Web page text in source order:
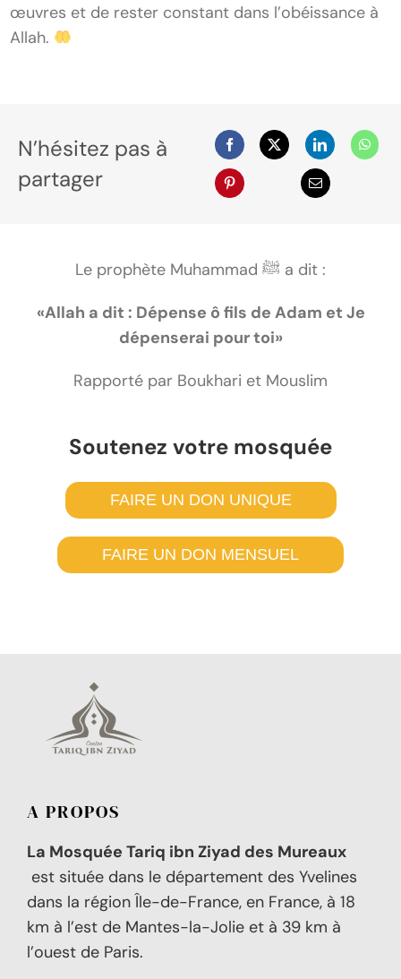
œuvres et de rester constant dans l’obéissance à
Allah.
N’hésitez pas à
partager
Le prophète Muhammad ﷺ a dit :
«Allah a dit : Dépense ô fils de Adam et Je
dépenserai pour toi»
Rapporté par Boukhari et Mouslim
Soutenez votre mosquée
FAIRE UN DON UNIQUE
FAIRE UN DON MENSUEL
A PROPOS
La Mosquée Tariq ibn Ziyad des Mureaux
est située dans le département des Yvelines
dans la région Île-de-France, en France, à 18
km à l’est de Mantes-la-Jolie et à 39 km à
l’ouest de Paris.